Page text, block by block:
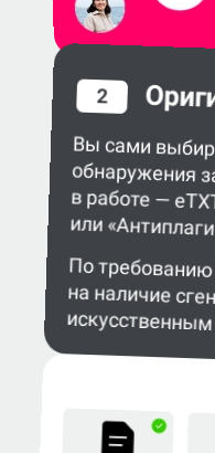
2
Вы сами
обнаружения
в работе —
или
По
на наличие